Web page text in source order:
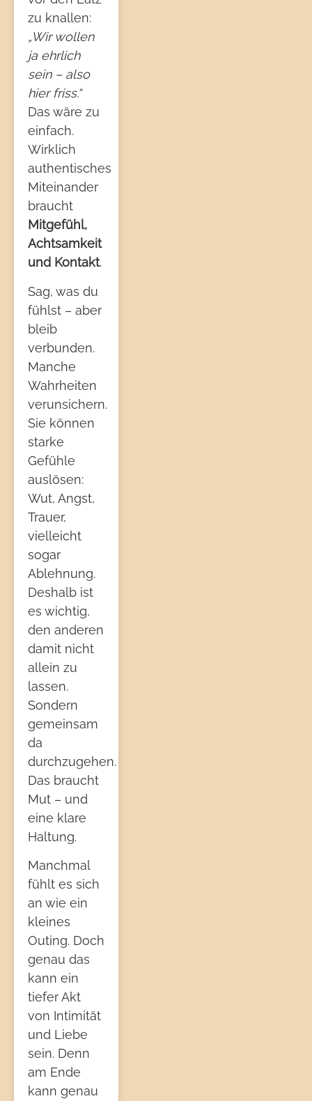
zu knallen:
„Wir wollen
ja ehrlich
sein – also
hier friss.“
Das wäre zu
einfach.
Wirklich
authentisches
Miteinander
braucht
Mitgefühl,
Achtsamkeit
und Kontakt.
Sag, was du
fühlst – aber
bleib
verbunden.
Manche
Wahrheiten
verunsichern.
Sie können
starke
Gefühle
auslösen:
Wut, Angst,
Trauer,
vielleicht
sogar
Ablehnung.
Deshalb ist
es wichtig,
den anderen
damit nicht
allein zu
lassen.
Sondern
gemeinsam
da
durchzugehen.
Das braucht
Mut – und
eine klare
Haltung.
Manchmal
fühlt es sich
an wie ein
kleines
Outing. Doch
genau das
kann ein
tiefer Akt
von Intimität
und Liebe
sein. Denn
am Ende
kann genau